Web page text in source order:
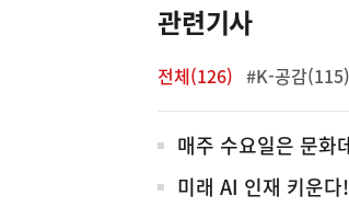
관련기사
전체(126) #K-공감(115)
전
체
매주 수요일은 문화
미래 AI 인재 키운